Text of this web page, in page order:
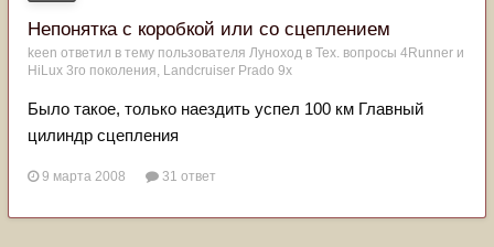
Непонятка с коробкой или со сцеплением
keen ответил в тему пользователя Луноход в Тех. вопросы 4Runner и
HiLux 3го поколения, Landсruiser Prado 9x
Было такое, только наездить успел 100 км Главный
цилиндр сцепления
9 марта 2008 31 ответ